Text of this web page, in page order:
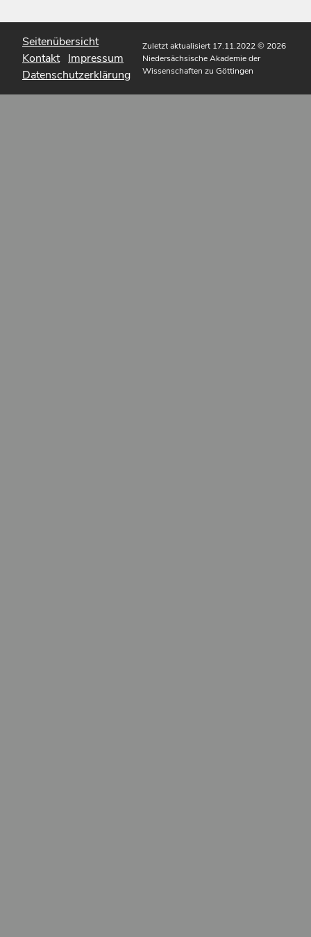
Seitenübersicht
Kontakt Impressum
Datenschutzerklärung
Zuletzt aktualisiert 17.11.2022© 2026
Niedersächsische Akademie der
Wissenschaften zu Göttingen